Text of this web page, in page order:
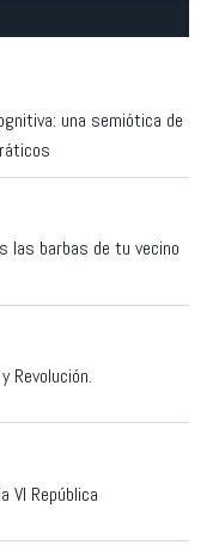
una semiótica de
las barbas de tu vecino
Revolución.
VI República